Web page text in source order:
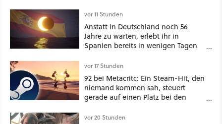
vor 11 Stunden
Anstatt in Deutschland noch 56
Jahre zu warten, erlebt ihr in
Spanien bereits in wenigen Tagen
vor 17 Stunden
92 bei Metacritc: Ein Steam-Hit, den
niemand kommen sah, steuert
gerade auf einen Platz bei den
vor 20 Stunden